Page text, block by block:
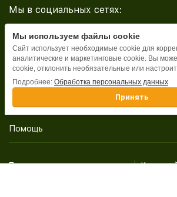
Мы в социальных сетях:
Каталог
Помощь
Политика персональных данных Карта
Мы используем файлы cookie
Сайт использует необходимые cookie для
аналитические и маркетинговые cookie. Вы
cookie, отклонить необязательные или
Подробнее: Обработка персональных данных
Принять